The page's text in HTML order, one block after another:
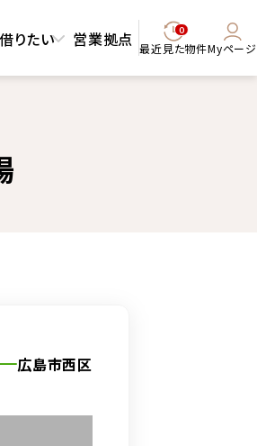
借りたい 営業拠点 0
最近見た物件Myページ
広島市西区